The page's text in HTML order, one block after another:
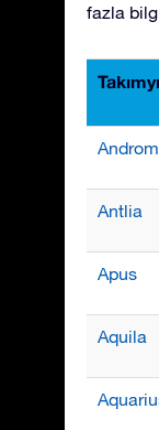
fazla
Antlia
Apus
Aquila